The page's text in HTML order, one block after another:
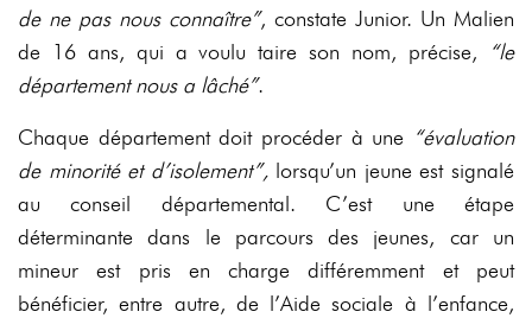
de ne pas nous connaître”, constate Junior. Un Malien
de 16 ans, qui a voulu taire son nom, précise,
“le
département nous a lâché”.
Chaque département doit procéder à une “évaluation
de minorité et d’isolement”,lorsqu’un jeune est signalé
au conseil départemental. C’est une étape
déterminante dans le parcours des jeunes, car un
mineur est pris en charge différemment et peut
bénéficier, entre autre, de l’Aide sociale à l’enfance,